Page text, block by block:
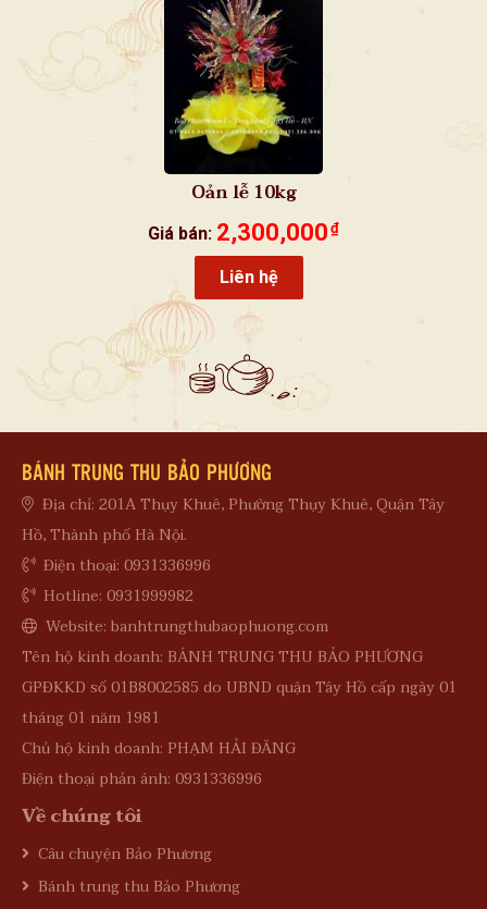
Oản lễ 10kg
Giá bán: 2,300,000 ₫
Liên hệ
BÁNH TRUNG THU BẢO PHƯƠNG
Địa chỉ: 201A Thụy Khuê, Phường Thụy Khuê, Quận Tây
Hồ, Thành phố Hà Nội.
Điện thoại: 0931336996
Hotline: 0931999982
Website: banhtrungthubaophuong.com
Tên hộ kinh doanh: BÁNH TRUNG THU BẢO PHƯƠNG
GPĐKKD số 01B8002585 do UBND quận Tây Hồ cấp ngày 01
tháng 01 năm 1981
Chủ hộ kinh doanh: PHẠM HẢI ĐĂNG
Điện thoại phản ánh: 0931336996
Về chúng tôi
Câu chuyện Bảo Phương
Bánh trung thu Bảo Phương